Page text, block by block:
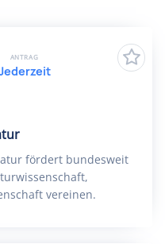
fördert bundesweit
vereinen.
ANTRAG